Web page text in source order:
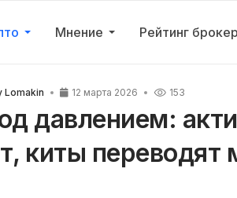
Мнение Рейтинг
Lomakin 12 марта 2026 153
давлением:
киты